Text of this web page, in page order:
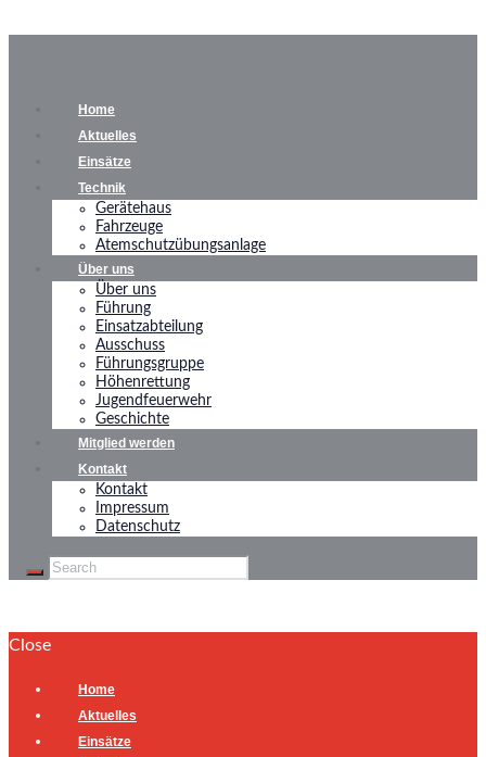
Home
Aktuelles
Einsätze
Technik
Gerätehaus
Fahrzeuge
Atemschutzübungsanlage
Über uns
Über uns
Führung
Einsatzabteilung
Ausschuss
Führungsgruppe
Höhenrettung
Jugendfeuerwehr
Geschichte
Mitglied werden
Kontakt
Kontakt
Impressum
Datenschutz
Close
Home
Aktuelles
Einsätze